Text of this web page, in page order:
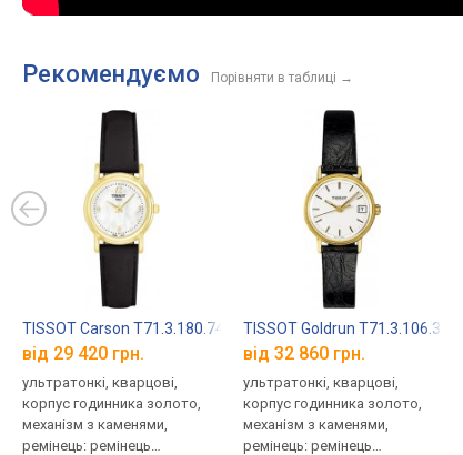
Рекомендуємо Порівняти в таблиці →
TISSOT Carson T71.3.180.74
від 29 420 грн.
ультратонкі, кварцові,
корпус годинника золото,
механізм з каменями,
ремінець: ремінець
TISSOT Goldrun T71.3.106.31
від 32 860 грн.
ультратонкі, кварцові,
корпус годинника золото,
механізм з каменями,
ремінець: ремінець